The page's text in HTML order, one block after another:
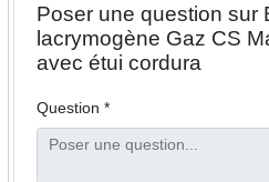
Poser une question sur
lacrymogène Gaz CS
avec étui cordura
Question *